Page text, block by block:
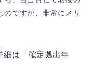
のですが、非常にメリ
細は
「確定拠出年